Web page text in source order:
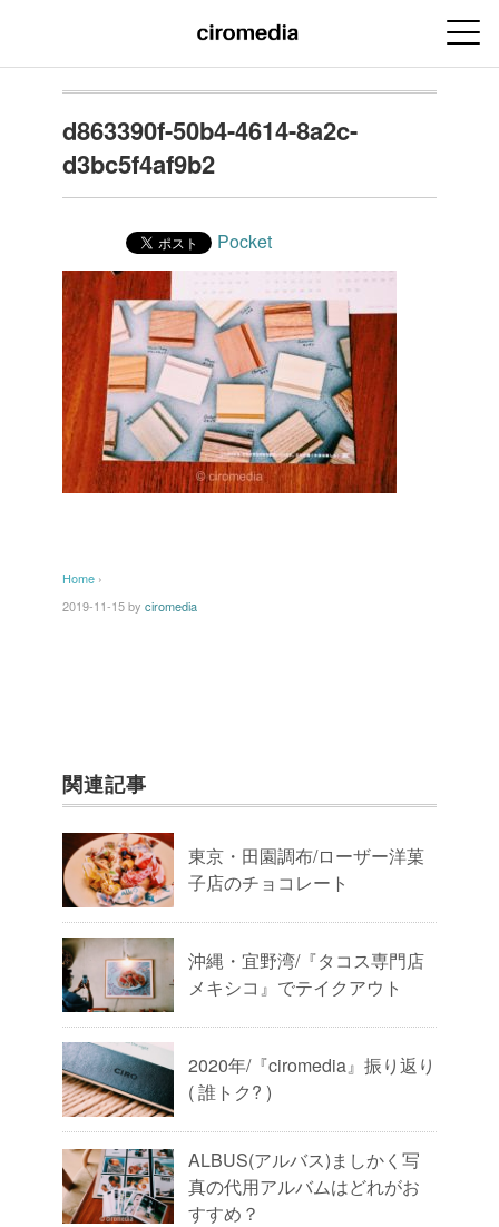
d863390f-50b4-4614-8a2c-
d3bc5f4af9b2
Pocket
Home ›
2019-11-15by ciromedia
関連記事
東京・田園調布/ローザー洋菓
子店のチョコレート
沖縄・宜野湾/『タコス専門店
メキシコ』でテイクアウト
2020年/『ciromedia』振り返り
( 誰トク? )
ALBUS(アルバス)ましかく写
真の代用アルバムはどれがお
すすめ？